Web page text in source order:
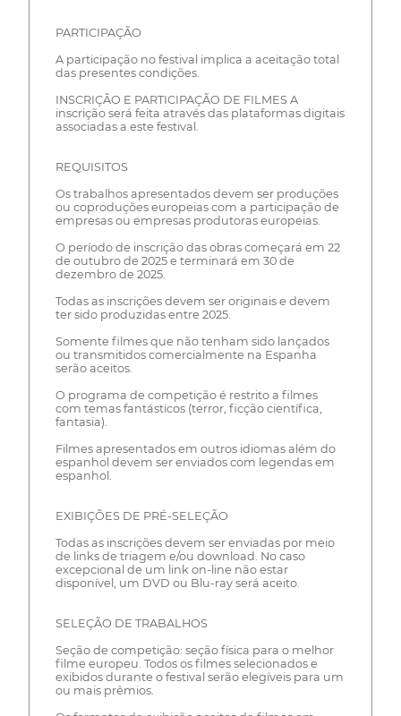
PARTICIPAÇÃO
A participação no festival implica a aceitação total
das presentes condições.
INSCRIÇÃO E PARTICIPAÇÃO DE FILMES A
inscrição será feita através das plataformas digitais
associadas a este festival.
REQUISITOS
Os trabalhos apresentados devem ser produções
ou coproduções europeias com a participação de
empresas ou empresas produtoras europeias.
O período de inscrição das obras começará em 22
de outubro de 2025 e terminará em 30 de
dezembro de 2025.
Todas as inscrições devem ser originais e devem
ter sido produzidas entre 2025.
Somente filmes que não tenham sido lançados
ou transmitidos comercialmente na Espanha
serão aceitos.
O programa de competição é restrito a filmes
com temas fantásticos (terror, ficção científica,
fantasia).
Filmes apresentados em outros idiomas além do
espanhol devem ser enviados com legendas em
espanhol.
EXIBIÇÕES DE PRÉ-SELEÇÃO
Todas as inscrições devem ser enviadas por meio
de links de triagem e/ou download. No caso
excepcional de um link on-line não estar
disponível, um DVD ou Blu-ray será aceito.
SELEÇÃO DE TRABALHOS
Seção de competição: seção física para o melhor
filme europeu. Todos os filmes selecionados e
exibidos durante o festival serão elegíveis para um
ou mais prêmios.